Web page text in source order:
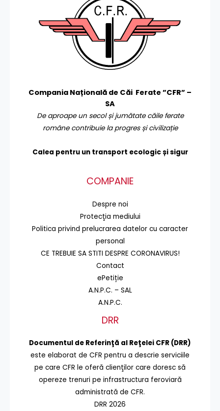
Compania Națională de Căi Ferate ”CFR” –
SA
De aproape un secol și jumătate căile ferate
române contribuie la progres și civilizație
Calea pentru un transport ecologic și sigur
COMPANIE
Despre noi
Protecţia mediului
Politica privind prelucrarea datelor cu caracter
personal
CE TREBUIE SA STITI DESPRE CORONAVIRUS!
Contact
ePetiție
A.N.P.C. – SAL
A.N.P.C.
DRR
Documentul de Referinţă al Reţelei CFR (DRR)
este elaborat de CFR pentru a descrie serviciile
pe care CFR le oferă clienţilor care doresc să
opereze trenuri pe infrastructura feroviară
administrată de CFR.
DRR 2026